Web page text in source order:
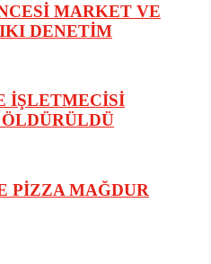
MARKET VE
DENETİM
İŞLETMECİSİ
PİZZA MAĞDUR